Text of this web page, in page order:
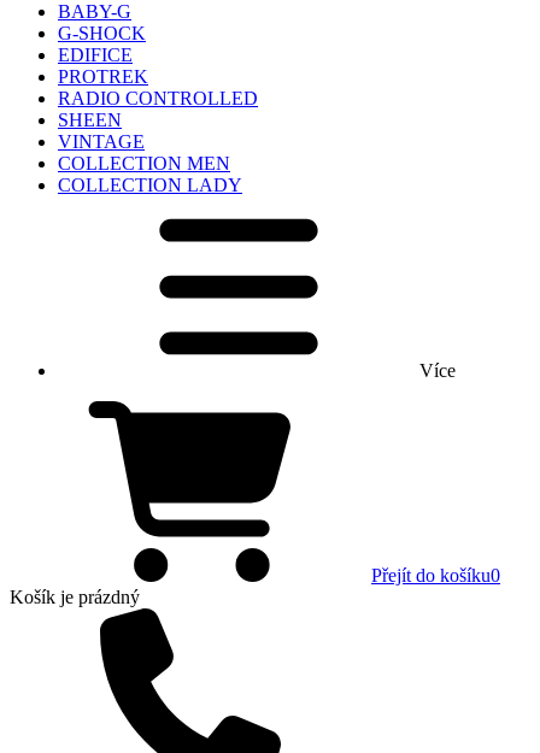
BABY-G
G-SHOCK
EDIFICE
PROTREK
RADIO CONTROLLED
SHEEN
VINTAGE
COLLECTION MEN
COLLECTION LADY
Více
Přejít do košíku0
Košík je prázdný